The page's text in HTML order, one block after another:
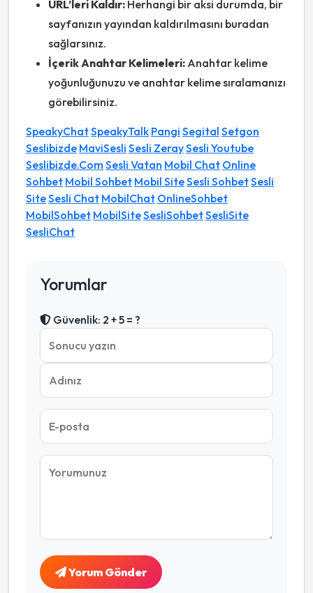
URL’leri Kaldır: Herhangi bir aksi durumda, bir
sayfanızın yayından kaldırılmasını buradan
sağlarsınız.
İçerik Anahtar Kelimeleri: Anahtar kelime
yoğunluğunuzu ve anahtar kelime sıralamanızı
görebilirsiniz.
SpeakyChatSpeakyTalk Pangi Segital Setgon
Seslibizde MaviSesli Sesli ZeraySesli Youtube
Seslibizde.Com Sesli Vatan Mobil Chat Online
Sohbet Mobil Sohbet Mobil SiteSesli SohbetSesli
SiteSesli Chat MobilChat OnlineSohbet
MobilSohbet MobilSiteSesliSohbetSesliSite
SesliChat
Yorumlar
Güvenlik: 2 + 5 = ?
Yorum Gönder